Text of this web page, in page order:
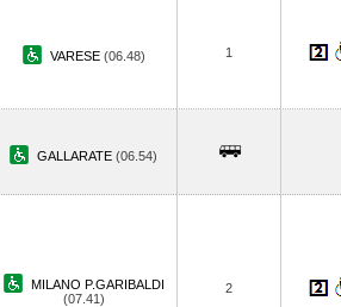
VARESE (06.48) 1
GALLARATE (06.54)
MILANO P.GARIBALDI
(07.41)
2